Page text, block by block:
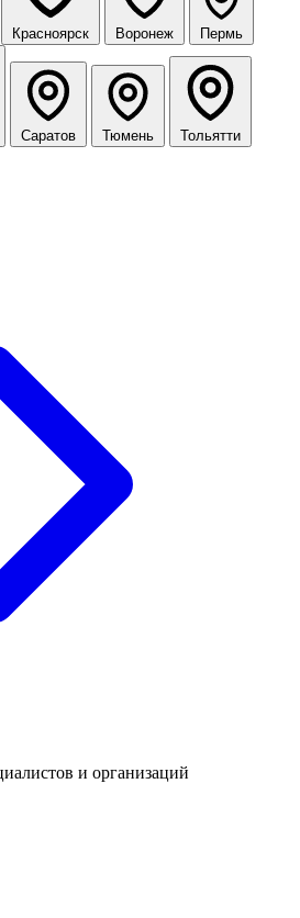
Красноярск Воронеж Пермь
Саратов Тюмень Тольятти
и организаций